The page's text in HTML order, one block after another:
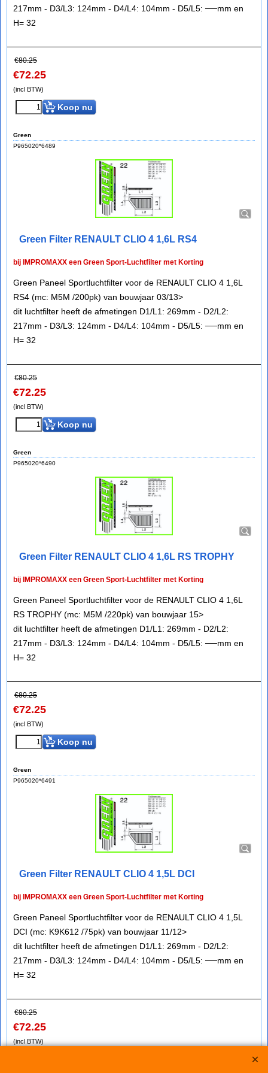
217mm - D3/L3: 124mm - D4/L4: 104mm - D5/L5: ──mm en
H= 32
€80.25
€72.25
(incl BTW)
Koop nu
Green
P965020*6489
Green Filter RENAULT CLIO 4 1,6L RS4
bij IMPROMAXX een Green Sport-Luchtfilter met Korting
Green Paneel Sportluchtfilter voor de RENAULT CLIO 4 1,6L
RS4 (mc: M5M /200pk) van bouwjaar 03/13>
dit luchtfilter heeft de afmetingen D1/L1: 269mm - D2/L2:
217mm - D3/L3: 124mm - D4/L4: 104mm - D5/L5: ──mm en
H= 32
€80.25
€72.25
(incl BTW)
Koop nu
Green
P965020*6490
Green Filter RENAULT CLIO 4 1,6L RS TROPHY
bij IMPROMAXX een Green Sport-Luchtfilter met Korting
Green Paneel Sportluchtfilter voor de RENAULT CLIO 4 1,6L
RS TROPHY (mc: M5M /220pk) van bouwjaar 15>
dit luchtfilter heeft de afmetingen D1/L1: 269mm - D2/L2:
217mm - D3/L3: 124mm - D4/L4: 104mm - D5/L5: ──mm en
H= 32
€80.25
€72.25
(incl BTW)
Koop nu
Green
P965020*6491
Green Filter RENAULT CLIO 4 1,5L DCI
bij IMPROMAXX een Green Sport-Luchtfilter met Korting
Green Paneel Sportluchtfilter voor de RENAULT CLIO 4 1,5L
DCI (mc: K9K612 /75pk) van bouwjaar 11/12>
dit luchtfilter heeft de afmetingen D1/L1: 269mm - D2/L2:
217mm - D3/L3: 124mm - D4/L4: 104mm - D5/L5: ──mm en
H= 32
€80.25
€72.25
(incl BTW)